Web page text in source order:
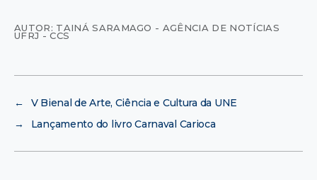
AUTOR: TAINÁ SARAMAGO - AGÊNCIA DE NOTÍCIAS
UFRJ - CCS
←
V Bienal de Arte, Ciência e Cultura da UNE
→
Lançamento do livro Carnaval Carioca